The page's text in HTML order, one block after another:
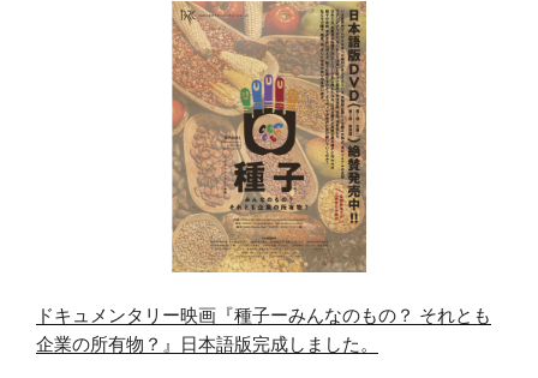
ドキュメンタリー映画『種子ーみんなのもの？ それとも
企業の所有物？』日本語版完成しました。